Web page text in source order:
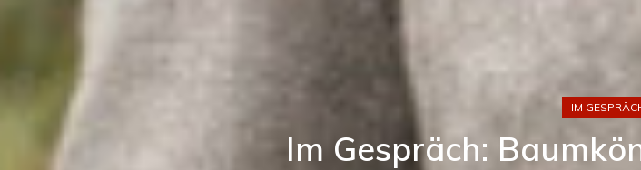
IM
Im Gespräch: